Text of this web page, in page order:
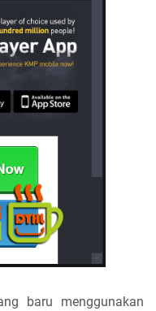
baru menggunakan